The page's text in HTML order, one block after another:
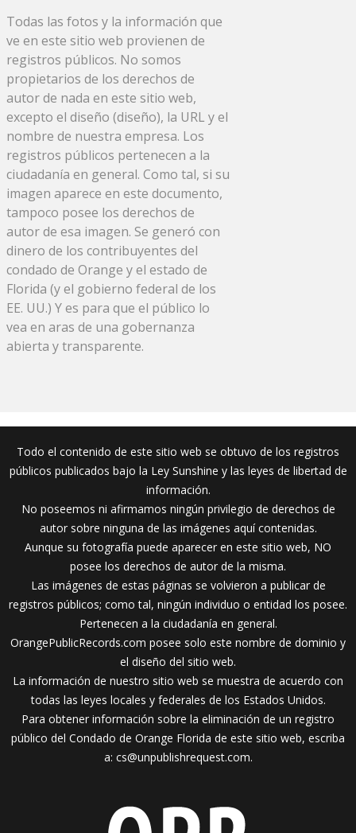
Todas las fotos y la información que
ve en este sitio web provienen de
registros públicos. No somos
propietarios de los derechos de
autor de nada en este sitio web,
excepto el diseño (diseño), la URL y el
nombre de nuestra empresa. Los
registros públicos pertenecen a la
ciudadanía en general. Como tal, si su
imagen aparece en este documento,
tampoco posee los derechos de
autor de esa imagen. Se generó con
dinero de los contribuyentes del
condado de Orange y el estado de
Florida (y el gobierno federal de los
EE. UU.) Y es para que el público lo
vea en aras de una gobernanza
abierta y transparente.
Todo el contenido de este sitio web se obtuvo de los registros
públicos publicados bajo la Ley Sunshine y las leyes de libertad de
información.
No poseemos ni afirmamos ningún privilegio de derechos de
autor sobre ninguna de las imágenes aquí contenidas.
Aunque su fotografía puede aparecer en este sitio web, NO
posee los derechos de autor de la misma.
Las imágenes de estas páginas se volvieron a publicar de
registros públicos; como tal, ningún individuo o entidad los posee.
Pertenecen a la ciudadanía en general.
OrangePublicRecords.com posee solo este nombre de dominio y
el diseño del sitio web.
La información de nuestro sitio web se muestra de acuerdo con
todas las leyes locales y federales de los Estados Unidos.
Para obtener información sobre la eliminación de un registro
público del Condado de Orange Florida de este sitio web, escriba
a: cs@unpublishrequest.com.